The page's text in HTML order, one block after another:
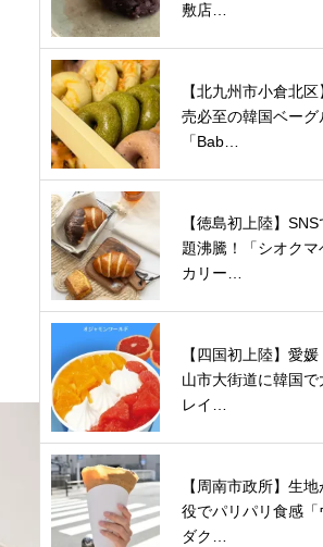
敷店…
【北九州市小倉北
売必至の韓国ベーグ
「Bab…
【徳島初上陸】
題沸騰！「シオクマ
カリー…
【四国初上陸】愛
山市大街道に韓国で
レイ…
【周南市政所】生地
役でパリパリ食感「
ダク…